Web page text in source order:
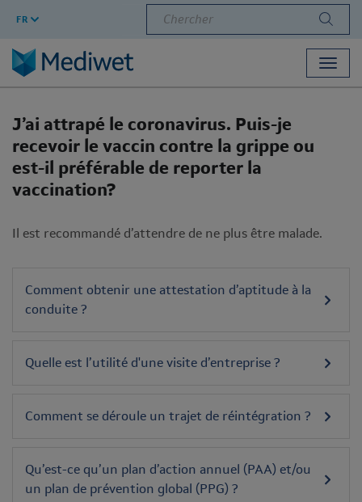
FR Chercher
J’ai attrapé le coronavirus. Puis-je
recevoir le vaccin contre la grippe ou
est-il préférable de reporter la
vaccination?
Il est recommandé d’attendre de ne plus être malade.
Comment obtenir une attestation d’aptitude à la
conduite ?
Quelle est l’utilité d'une visite d’entreprise ?
Comment se déroule un trajet de réintégration ?
Qu’est-ce qu’un plan d’action annuel (PAA) et/ou
un plan de prévention global (PPG) ?